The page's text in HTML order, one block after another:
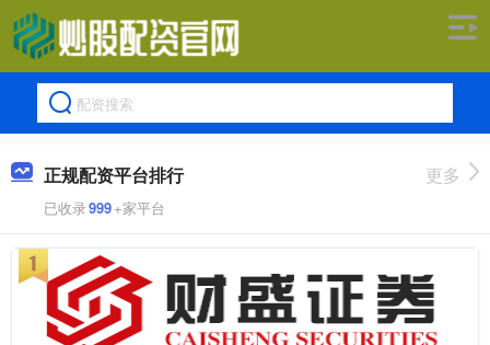
正规配资平台排行
已收录999+家平台
更多